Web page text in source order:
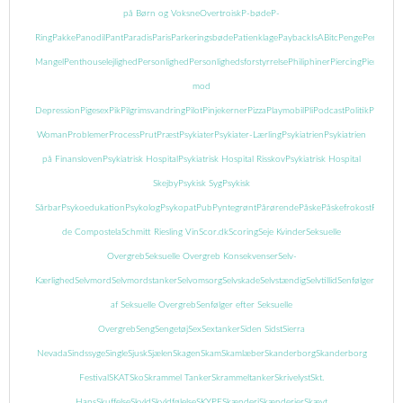
på Børn og VoksneOvertroiskP-bødeP-
RingPakkePanodil PantParadisParisParkeringsbødePatienklagePaybackIsABitcPenge
Mangel Penthouselejlighed Personlighed PersonlighedsforstyrrelsePhiliphinerPiercingPiercing
mod
Depression PigesexPikPilgrimsvandringPilotPinjekernerPizza Playmobil PliPodcastPolitik
Woman ProblemerProcessPrutPræstPsykiaterPsykiater-LærlingPsykiatrien Psykiatrien
på Finansloven Psykiatrisk Hospital Psykiatrisk Hospital RisskovPsykiatrisk Hospital
SkejbyPsykisk SygPsykisk
SårbarPsykoedukation PsykologPsykopatPub PyntegrøntPårørendePåskePåskefrokostPædofili
de CompostelaSchmitt Riesling VinScor.dkScoringSeje KvinderSeksuelle
OvergrebSeksuelle Overgreb KonsekvenserSelv-
KærlighedSelvmordSelvmordstankerSelvomsorgSelvskadeSelvstændigSelvtillidSenfølger
af Seksuelle OvergrebSenfølger efter Seksuelle
OvergrebSengSengetøjSexSextankerSiden SidstSierra
NevadaSindssygeSingleSjuskSjælenSkagenSkamSkamlæberSkanderborgSkanderborg
Festival SKATSkoSkrammel TankerSkrammeltankerSkrivelystSkt.